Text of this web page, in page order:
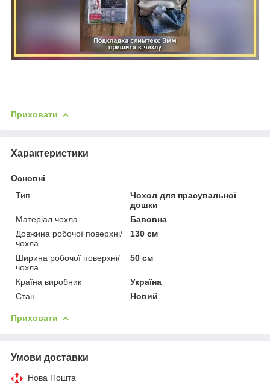
Приховати
Характеристики
Основні
Тип
Чохол для прасувальної
дошки
Матеріал чохла
Бавовна
Довжина робочої поверхні/
чохла
130 см
Ширина робочої поверхні/
чохла
50 см
Країна виробник
Україна
Стан
Новий
Приховати
Умови доставки
Нова Пошта